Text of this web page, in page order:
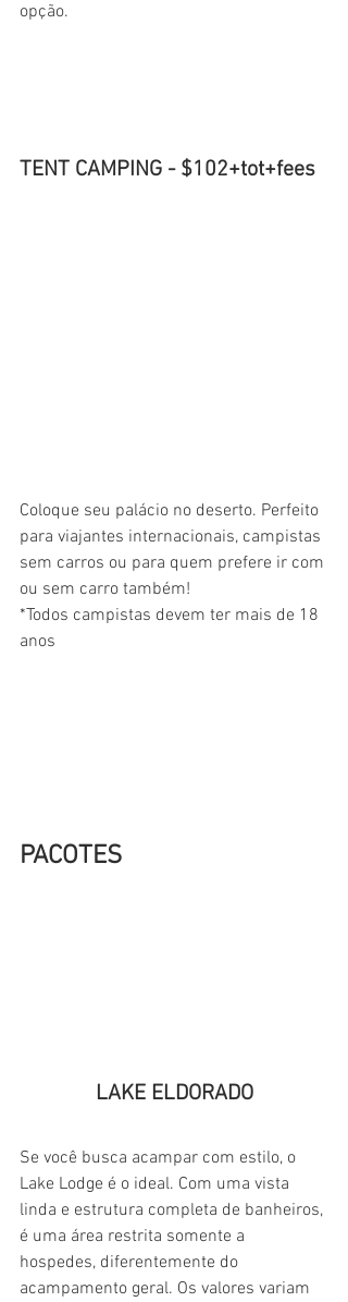
opção.
TENT CAMPING - $102+tot+fees
Coloque seu palácio no deserto. Perfeito
para viajantes internacionais, campistas
sem carros ou para quem prefere ir com
ou sem carro também!
*Todos campistas devem ter mais de 18
anos
PACOTES
LAKE ELDORADO
Se você busca acampar com estilo, o
Lake Lodge é o ideal. Com uma vista
linda e estrutura completa de banheiros,
é uma área restrita somente a
hospedes, diferentemente do
acampamento geral. Os valores variam